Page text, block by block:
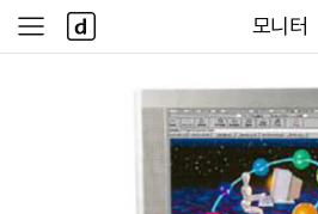
모니터
사
이
다
나
와